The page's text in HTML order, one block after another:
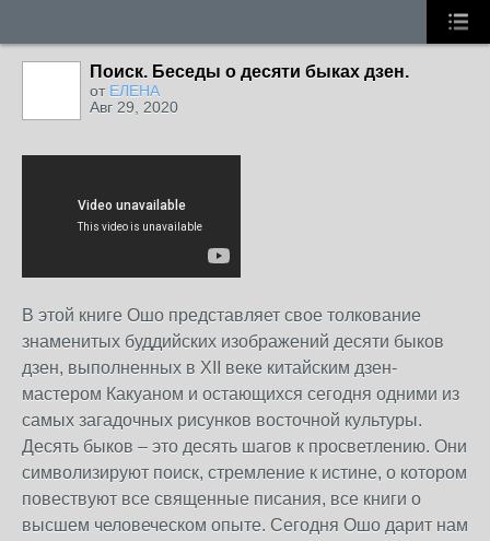
Поиск. Беседы о десяти быках дзен.
от ЕЛЕНА
Авг 29, 2020
В этой книге Ошо представляет свое толкование
знаменитых буддийских изображений десяти быков
дзен, выполненных в XII веке китайским дзен-
мастером Какуаном и остающихся сегодня одними из
самых загадочных рисунков восточной культуры.
Десять быков – это десять шагов к просветлению. Они
символизируют поиск, стремление к истине, о котором
повествуют все священные писания, все книги о
высшем человеческом опыте. Сегодня Ошо дарит нам